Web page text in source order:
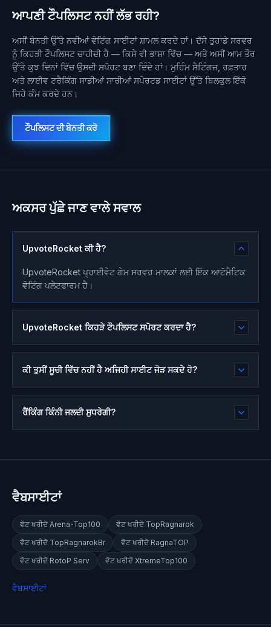
ਆਪਣੀ ਟੌਪਲਿਸਟ ਨਹੀਂ ਲੱਭ ਰਹੀ?
ਅਸੀਂ ਬੇਨਤੀ ਉੱਤੇ ਨਵੀਆਂ ਵੋਟਿੰਗ ਸਾਈਟਾਂ ਸ਼ਾਮਲ ਕਰਦੇ ਹਾਂ। ਦੱਸੋ ਤੁਹਾਡੇ ਸਰਵਰ
ਨੂੰ ਕਿਹੜੀ ਟੌਪਲਿਸਟ ਚਾਹੀਦੀ ਹੈ — ਕਿਸੇ ਵੀ ਭਾਸ਼ਾ ਵਿੱਚ — ਅਤੇ ਅਸੀਂ ਆਮ ਤੌਰ
ਉੱਤੇ ਕੁਝ ਦਿਨਾਂ ਵਿੱਚ ਉਸਦੀ ਸਪੋਰਟ ਬਣਾ ਦਿੰਦੇ ਹਾਂ। ਮੁਹਿੰਮ ਸੈਟਿੰਗਜ਼, ਰਫ਼ਤਾਰ
ਅਤੇ ਲਾਈਵ ਟਰੈਕਿੰਗ ਸਾਡੀਆਂ ਸਾਰੀਆਂ ਸਪੋਰਟਡ ਸਾਈਟਾਂ ਉੱਤੇ ਬਿਲਕੁਲ ਇੱਕੋ
ਜਿਹੇ ਕੰਮ ਕਰਦੇ ਹਨ।
ਟੌਪਲਿਸਟ ਦੀ ਬੇਨਤੀ ਕਰੋ
ਅਕਸਰ ਪੁੱਛੇ ਜਾਣ ਵਾਲੇ ਸਵਾਲ
UpvoteRocket ਕੀ ਹੈ?
UpvoteRocket ਪ੍ਰਾਈਵੇਟ ਗੇਮ ਸਰਵਰ ਮਾਲਕਾਂ ਲਈ ਇੱਕ ਆਟੋਮੈਟਿਕ
ਵੋਟਿੰਗ ਪਲੇਟਫਾਰਮ ਹੈ।
UpvoteRocket ਕਿਹੜੇ ਟੌਪਲਿਸਟ ਸਪੋਰਟ ਕਰਦਾ ਹੈ?
ਕੀ ਤੁਸੀਂ ਸੂਚੀ ਵਿੱਚ ਨਹੀਂ ਹੈ ਅਜਿਹੀ ਸਾਈਟ ਜੋੜ ਸਕਦੇ ਹੋ?
ਰੈਂਕਿੰਗ ਕਿੰਨੀ ਜਲਦੀ ਸੁਧਰੇਗੀ?
ਵੈਬਸਾਈਟਾਂ
ਵੋਟ ਖਰੀਦੋ Arena-Top100 ਵੋਟ ਖਰੀਦੋ TopRagnarok
ਵੋਟ ਖਰੀਦੋ TopRagnarokBr ਵੋਟ ਖਰੀਦੋ RagnaTOP
ਵੋਟ ਖਰੀਦੋ RotoP Serv ਵੋਟ ਖਰੀਦੋ XtremeTop100
ਵੈਬਸਾਈਟਾਂ